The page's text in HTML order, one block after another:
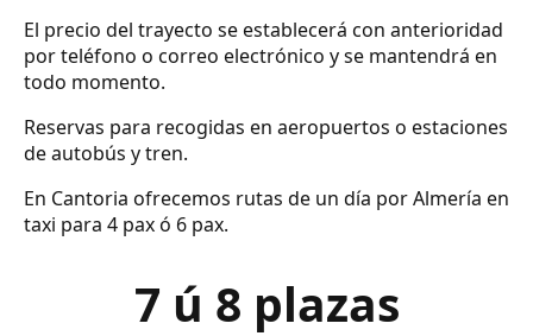
El precio del trayecto se establecerá con anterioridad
por teléfono o correo electrónico y se mantendrá en
todo momento.
Reservas para recogidas en aeropuertos o estaciones
de autobús y tren.
En Cantoria ofrecemos rutas de un día por Almería en
taxi para 4 pax ó 6 pax.
7 ú 8 plazas